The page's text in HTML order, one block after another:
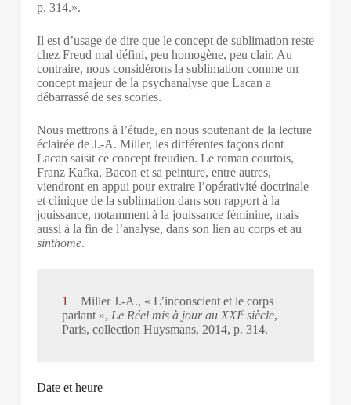
p. 314.».
Il est d’usage de dire que le concept de sublimation reste
chez Freud mal défini, peu homogène, peu clair. Au
contraire, nous considérons la sublimation comme un
concept majeur de la psychanalyse que Lacan a
débarrassé de ses scories.
Nous mettrons à l’étude, en nous soutenant de la lecture
éclairée de J.-A. Miller, les différentes façons dont
Lacan saisit ce concept freudien. Le roman courtois,
Franz Kafka, Bacon et sa peinture, entre autres,
viendront en appui pour extraire l’opérativité doctrinale
et clinique de la sublimation dans son rapport à la
jouissance, notamment à la jouissance féminine, mais
aussi à la fin de l’analyse, dans son lien au corps et au
sinthome.
1
Miller J.-A., « L’inconscient et le corps
parlant », Le Réel mis à jour au XXIe siècle,
Paris, collection Huysmans, 2014, p. 314.
Date et heure